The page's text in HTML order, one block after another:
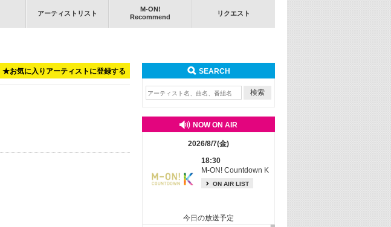
アーティストリスト
M-ON!
Recommend
リクエスト
★お気に入りアーティストに登録する SEARCH
NOW ON AIR
2026/8/7(金)
18:30
M-ON! Countdown K
ON AIR LIST
今日の放送予定